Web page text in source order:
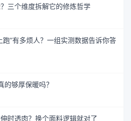
三个维度拆解它的修炼哲学
跑”有多烦人？一组实测数据告诉你答
够厚保暖吗？
时透肉？换个面料逻辑就对了